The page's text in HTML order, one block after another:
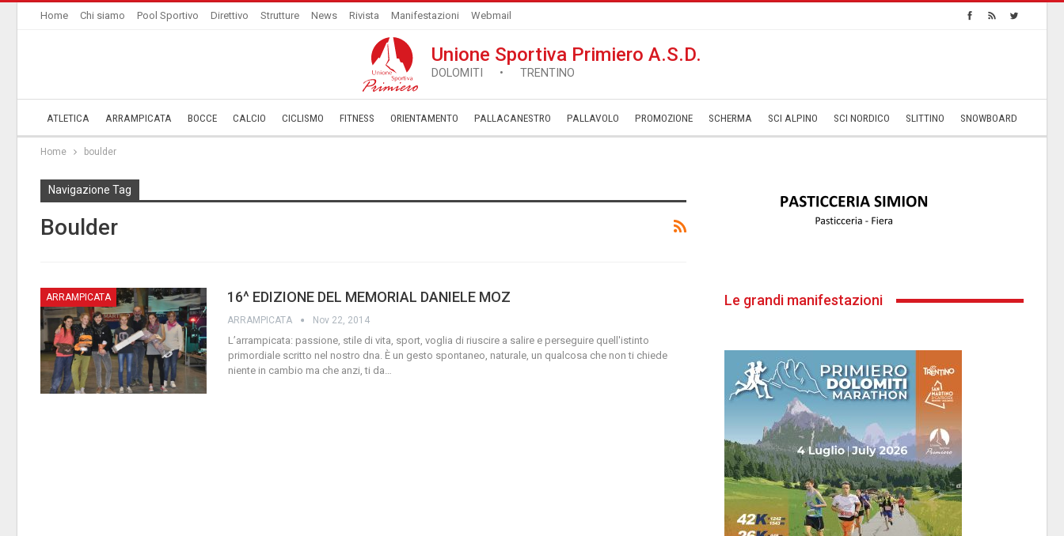
Home Chi siamo Pool Sportivo Direttivo Strutture News Rivista Manifestazioni Webmail
Unione Sportiva Primiero A.S.D.
DOLOMITI • TRENTINO
ATLETICA ARRAMPICATA BOCCE CALCIO CICLISMO FITNESS ORIENTAMENTO PALLACANESTRO PALLAVOLO ­PROMOZIONE SCHERMA SCI ALPINO SCI NORDICO SLITTINO SNOWBOARD
Home boulder
Navigazione Tag
Boulder
ARRAMPICATA 16^ EDIZIONE DEL MEMORIAL DANIELE MOZ
ARRAMPICATA Nov 22, 2014
L’arrampicata: passione, stile di vita, sport, voglia di riuscire a salire e perseguire quell'istinto
primordiale scritto nel nostro dna. È un gesto spontaneo, naturale, un qualcosa che non ti chiede
niente in cambio ma che anzi, ti da
Le grandi manifestazioni